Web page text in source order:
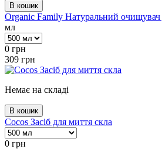
В кошик
Organic Family Натуральний очищувач
мл
0 грн
309 грн
Немає на складі
В кошик
Cocos Засіб для миття скла
0 грн